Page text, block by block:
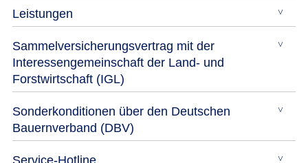
Leistungen
Sammelversicherungsvertrag mit der
Interessengemeinschaft der Land- und
Forstwirtschaft (IGL)
Sonderkonditionen über den Deutschen
Bauernverband (DBV)
Service-Hotline